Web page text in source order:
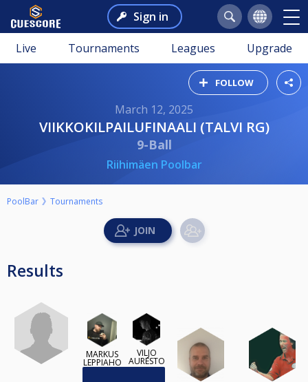
Sign in
Live Tournaments Leagues Upgrade
FOLLOW
March 12, 2025
VIIKKOKILPAILUFINAALI (TALVI RG)
9-Ball
Riihimäen Poolbar
PoolBar Tournaments
Results
MARKUS
LEPPIAHO
VILJO
AURESTO